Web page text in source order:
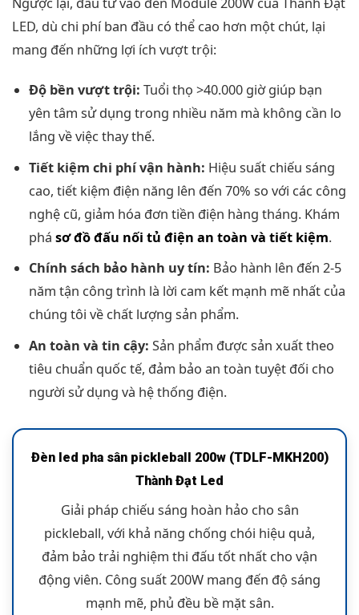
LED, dù chi phí ban đầu có thể cao hơn một chút, lại
mang đến những lợi ích vượt trội:
Độ bền vượt trội: Tuổi thọ >40.000 giờ giúp bạn
yên tâm sử dụng trong nhiều năm mà không cần lo
lắng về việc thay thế.
Tiết kiệm chi phí vận hành: Hiệu suất chiếu sáng
cao, tiết kiệm điện năng lên đến 70% so với các công
nghệ cũ, giảm hóa đơn tiền điện hàng tháng. Khám
phásơ đồ đấu nối tủ điện an toàn và tiết kiệm.
Chính sách bảo hành uy tín: Bảo hành lên đến 2-5
năm tận công trình là lời cam kết mạnh mẽ nhất của
chúng tôi về chất lượng sản phẩm.
An toàn và tin cậy: Sản phẩm được sản xuất theo
tiêu chuẩn quốc tế, đảm bảo an toàn tuyệt đối cho
người sử dụng và hệ thống điện.
Đèn led pha sân pickleball 200w (TDLF-MKH200)
Thành Đạt Led
Giải pháp chiếu sáng hoàn hảo cho sân
pickleball, với khả năng chống chói hiệu quả,
đảm bảo trải nghiệm thi đấu tốt nhất cho vận
động viên. Công suất 200W mang đến độ sáng
mạnh mẽ, phủ đều bề mặt sân.